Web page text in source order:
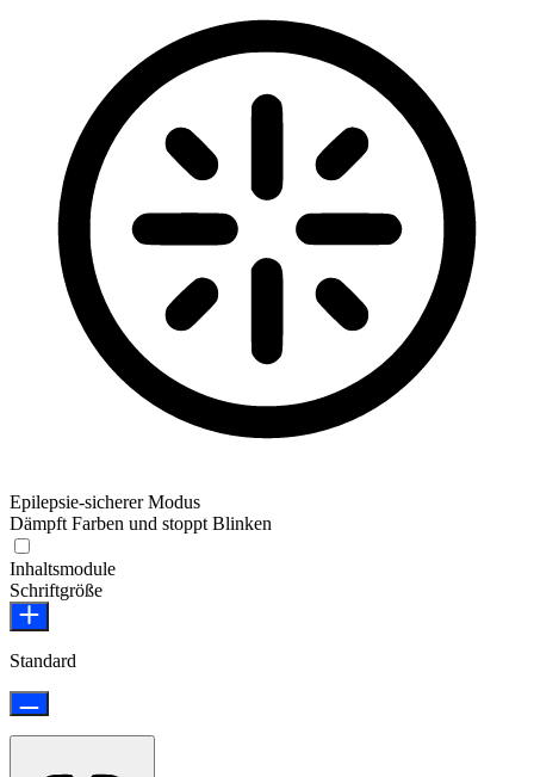
Epilepsie-sicherer Modus
Dämpft Farben und stoppt Blinken
Inhaltsmodule
Schriftgröße
Standard